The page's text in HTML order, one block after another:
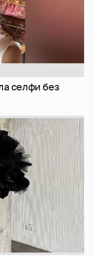
новый